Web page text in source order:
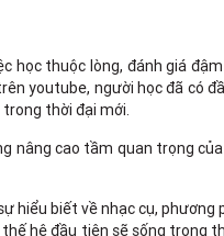
học thuộc lòng, đánh giá
youtube, người học đã có
thời đại mới.
nâng cao tầm quan trọng
hiểu biết về nhạc cụ, phương
hệ đầu tiên sẽ sống trong